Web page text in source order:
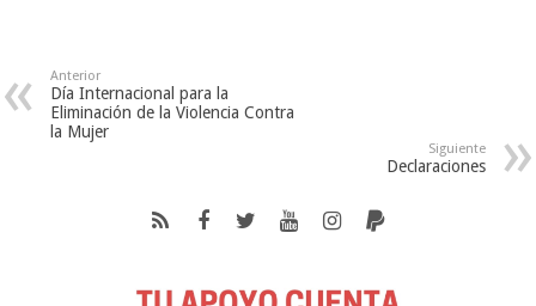
Anterior
Día Internacional para la
Eliminación de la Violencia Contra
la Mujer
Siguiente
Declaraciones